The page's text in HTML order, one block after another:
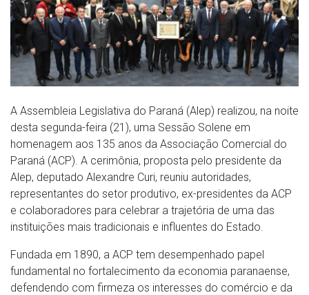
A Assembleia Legislativa do Paraná (Alep) realizou, na noite
desta segunda-feira (21), uma Sessão Solene em
homenagem aos 135 anos da Associação Comercial do
Paraná (ACP). A cerimônia, proposta pelo presidente da
Alep, deputado Alexandre Curi, reuniu autoridades,
representantes do setor produtivo, ex-presidentes da ACP
e colaboradores para celebrar a trajetória de uma das
instituições mais tradicionais e influentes do Estado.
Fundada em 1890, a ACP tem desempenhado papel
fundamental no fortalecimento da economia paranaense,
defendendo com firmeza os interesses do comércio e da